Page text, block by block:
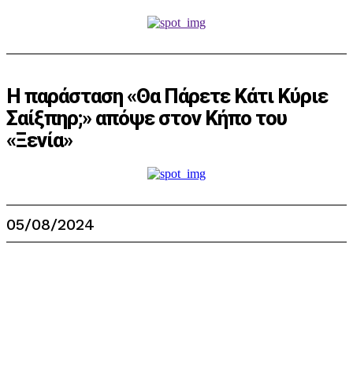
Η παράσταση «Θα Πάρετε Κάτι Κύριε
Σαίξπηρ;» απόψε στον Κήπο του
«Ξενία»
05/08/2024